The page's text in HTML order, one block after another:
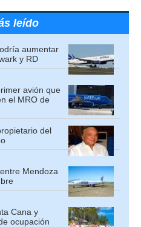
leído
aumentar
y RD
avión que
el MRO de
del
Mendoza
Cana y
ocupación